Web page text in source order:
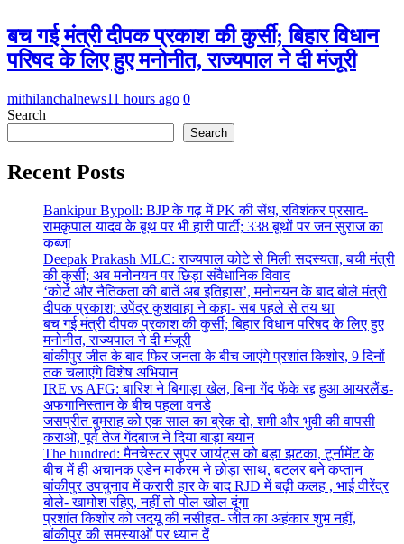
बच गई मंत्री दीपक प्रकाश की कुर्सी; बिहार विधान
परिषद के लिए हुए मनोनीत, राज्यपाल ने दी मंजूरी
mithilanchalnews11 hours ago 0
Search
Search
Recent Posts
Bankipur Bypoll: BJP के गढ़ में PK की सेंध, रविशंकर प्रसाद-
रामकृपाल यादव के बूथ पर भी हारी पार्टी; 338 बूथों पर जन सुराज का
कब्जा
Deepak Prakash MLC: राज्यपाल कोटे से मिली सदस्यता, बची मंत्री
की कुर्सी; अब मनोनयन पर छिड़ा संवैधानिक विवाद
‘कोर्ट और नैतिकता की बातें अब इतिहास’, मनोनयन के बाद बोले मंत्री
दीपक प्रकाश; उपेंद्र कुशवाहा ने कहा- सब पहले से तय था
बच गई मंत्री दीपक प्रकाश की कुर्सी; बिहार विधान परिषद के लिए हुए
मनोनीत, राज्यपाल ने दी मंजूरी
बांकीपुर जीत के बाद फिर जनता के बीच जाएंगे प्रशांत किशोर, 9 दिनों
तक चलाएंगे विशेष अभियान
IRE vs AFG: बारिश ने बिगाड़ा खेल, बिना गेंद फेंके रद्द हुआ आयरलैंड-
अफगानिस्तान के बीच पहला वनडे
जसप्रीत बुमराह को एक साल का ब्रेक दो, शमी और भुवी की वापसी
कराओ, पूर्व तेज गेंदबाज ने दिया बाड़ा बयान
The hundred: मैनचेस्टर सुपर जायंट्स को बड़ा झटका, टूर्नामेंट के
बीच में ही अचानक एडेन मार्करम ने छोड़ा साथ, बटलर बने कप्तान
बांकीपुर उपचुनाव में करारी हार के बाद RJD में बढ़ी कलह , भाई वीरेंद्र
बोले- खामोश रहिए, नहीं तो पोल खोल दूंगा
प्रशांत किशोर को जदयू की नसीहत- जीत का अहंकार शुभ नहीं,
बांकीपुर की समस्याओं पर ध्यान दें